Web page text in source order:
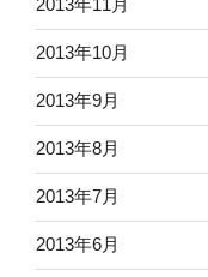
2013年11月
2013年10月
2013年9月
2013年8月
2013年7月
2013年6月